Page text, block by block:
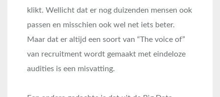
klikt. Wellicht dat er nog duizenden mensen ook
passen en misschien ook wel net iets beter.
Maar dat er altijd een soort van “The voice of”
van recruitment wordt gemaakt met eindeloze
audities is een misvatting.